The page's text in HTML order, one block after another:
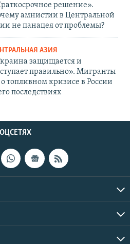
решение».
амнистии в Центральной
не панацея от проблемы?
АЗИЯ
защищается и
правильно». Мигранты
топливном кризисе в России
последствиях